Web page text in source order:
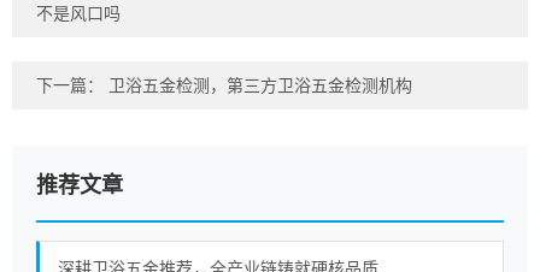
不是风口吗
下一篇： 卫浴五金检测，第三方卫浴五金检测机构
推荐文章